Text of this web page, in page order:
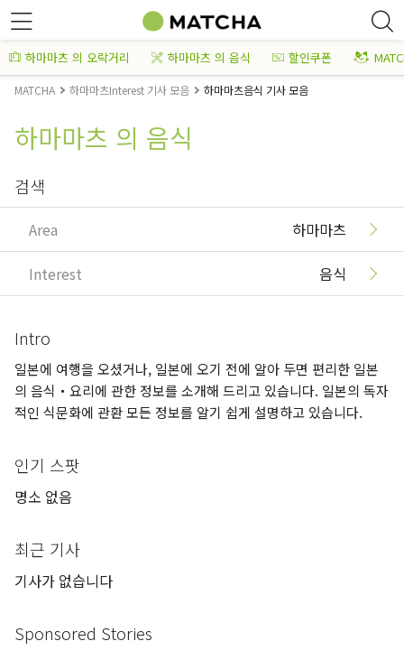
하마마츠 의 오락거리 하마마츠 의 음식 할인쿠폰
MATCHA 하마마츠Interest 기사 모음 하마마츠음식 기사 모음
하마마츠 의 음식
검색
Area 하마마츠
Interest 음식
Intro
일본에 여행을 오셨거나, 일본에 오기 전에 알아 두면 편리한 일본
의 음식・요리에 관한 정보를 소개해 드리고 있습니다. 일본의 독자
적인 식문화에 관환 모든 정보를 알기 쉽게 설명하고 있습니다.
인기 스팟
명소 없음
최근 기사
기사가 없습니다
Sponsored Stories